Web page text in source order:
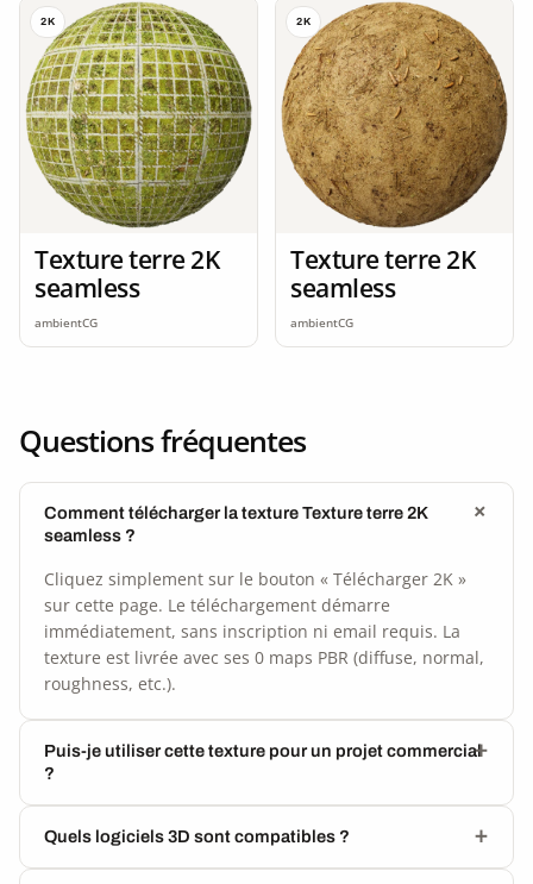
2K
Texture terre 2K
seamless
ambientCG
2K
Texture terre 2K
seamless
ambientCG
Questions fréquentes
Comment télécharger la texture Texture terre 2K
seamless ?
Cliquez simplement sur le bouton « Télécharger 2K »
sur cette page. Le téléchargement démarre
immédiatement, sans inscription ni email requis. La
texture est livrée avec ses 0 maps PBR (diffuse, normal,
roughness, etc.).
Puis-je utiliser cette texture pour un projet commercial
?
Quels logiciels 3D sont compatibles ?